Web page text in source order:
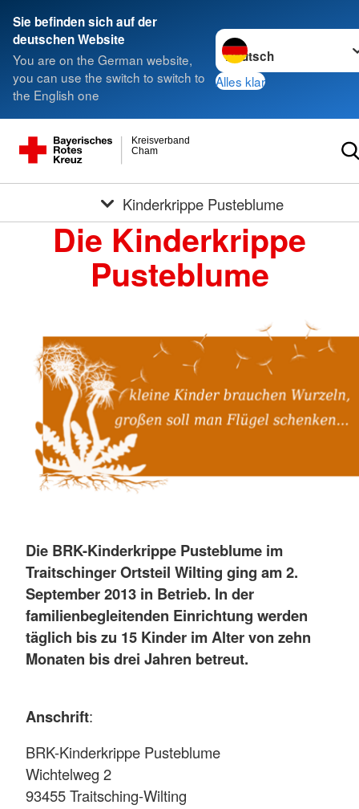
Sie befinden sich auf der
deutschen Website
You are on the German website,
you can use the switch to switch to
the English one
Sprache wechseln zu
Alles klar
Cham
Kreisverband
Kinderkrippe Pusteblume
Die Kinderkrippe
Pusteblume
Die BRK-Kinderkrippe Pusteblume im
Traitschinger Ortsteil Wilting ging am 2.
September 2013 in Betrieb. In der
familienbegleitenden Einrichtung werden
täglich bis zu 15 Kinder im Alter von zehn
Monaten bis drei Jahren betreut.
Anschrift:
BRK-Kinderkrippe Pusteblume
Wichtelweg 2
93455 Traitsching-Wilting